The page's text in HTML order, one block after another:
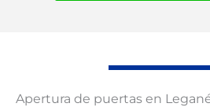
Apertura de puertas en